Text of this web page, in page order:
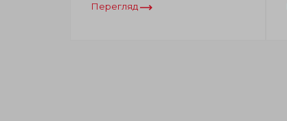
Перегляд